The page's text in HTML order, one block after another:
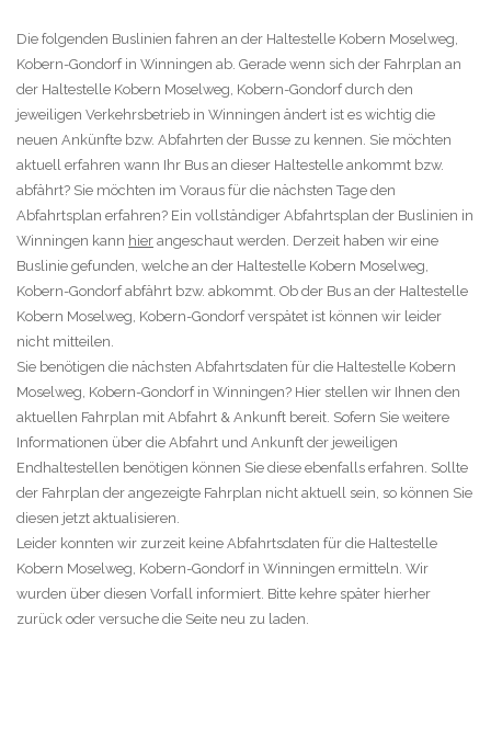
Die folgenden Buslinien fahren an der Haltestelle Kobern Moselweg,
Kobern-Gondorf in Winningen ab. Gerade wenn sich der Fahrplan an
der Haltestelle Kobern Moselweg, Kobern-Gondorf durch den
jeweiligen Verkehrsbetrieb in Winningen ändert ist es wichtig die
neuen Ankünfte bzw. Abfahrten der Busse zu kennen. Sie möchten
aktuell erfahren wann Ihr Bus an dieser Haltestelle ankommt bzw.
abfährt? Sie möchten im Voraus für die nächsten Tage den
Abfahrtsplan erfahren? Ein vollständiger Abfahrtsplan der Buslinien in
Winningen kann hier angeschaut werden. Derzeit haben wir eine
Buslinie gefunden, welche an der Haltestelle Kobern Moselweg,
Kobern-Gondorf abfährt bzw. abkommt. Ob der Bus an der Haltestelle
Kobern Moselweg, Kobern-Gondorf verspätet ist können wir leider
nicht mitteilen.
Sie benötigen die nächsten Abfahrtsdaten für die Haltestelle Kobern
Moselweg, Kobern-Gondorf in Winningen? Hier stellen wir Ihnen den
aktuellen Fahrplan mit Abfahrt & Ankunft bereit. Sofern Sie weitere
Informationen über die Abfahrt und Ankunft der jeweiligen
Endhaltestellen benötigen können Sie diese ebenfalls erfahren. Sollte
der Fahrplan der angezeigte Fahrplan nicht aktuell sein, so können Sie
diesen jetzt aktualisieren.
Leider konnten wir zurzeit keine Abfahrtsdaten für die Haltestelle
Kobern Moselweg, Kobern-Gondorf in Winningen ermitteln. Wir
wurden über diesen Vorfall informiert. Bitte kehre später hierher
zurück oder versuche die Seite neu zu laden.